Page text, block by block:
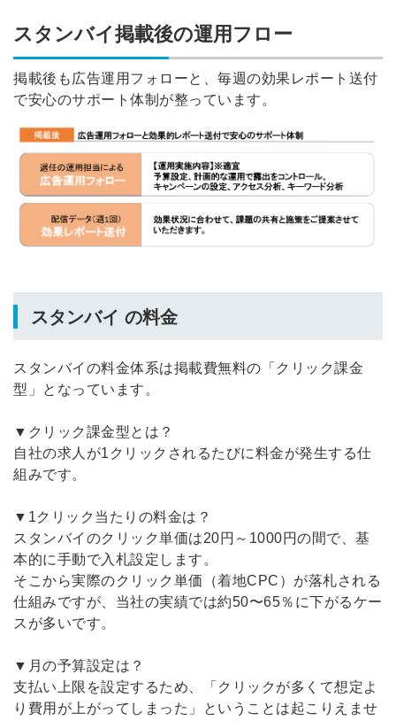
スタンバイ掲載後の運用フロー
掲載後も広告運用フォローと、毎週の効果レポート送付
で安心のサポート体制が整っています。
スタンバイ の料金
スタンバイの料金体系は掲載費無料の「クリック課金
型」となっています。
▼クリック課金型とは？
自社の求人が1クリックされるたびに料金が発生する仕
組みです。
▼1クリック当たりの料金は？
スタンバイのクリック単価は20円～1000円の間で、基
本的に手動で入札設定します。
そこから実際のクリック単価（着地CPC）が落札される
仕組みですが、当社の実績では約50〜65％に下がるケー
スが多いです。
▼月の予算設定は？
支払い上限を設定するため、「クリックが多くて想定よ
り費用が上がってしまった」ということは起こりえませ